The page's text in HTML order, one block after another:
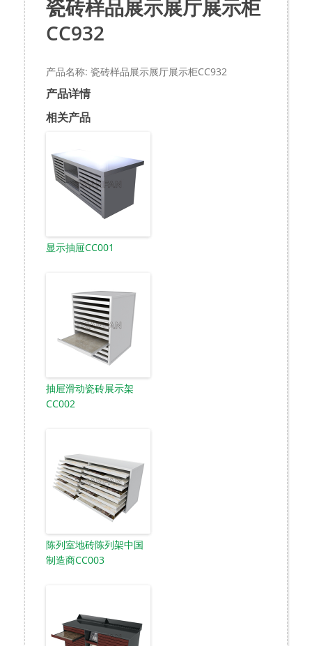
瓷砖样品展示展厅展示柜
CC932
产品名称: 瓷砖样品展示展厅展示柜CC932
产品详情
相关产品
显示抽屉CC001
抽屉滑动瓷砖展示架
CC002
陈列室地砖陈列架中国
制造商CC003